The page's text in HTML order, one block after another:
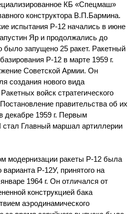
КБ «Спецмаш»
конструктора В.П.Бармина.
испытания Р-12 начались в июне
Яр и продолжались до
было запущено 25 ракет. Ракетный
Р-12 в марте 1959 г.
Советской Армии. Он
создания нового вида
войск стратегического
правительства об их
декабре 1959 г. Первым
Главный маршал артиллерии
модернизации ракеты Р-12 была
варианта Р-12У, принятого на
1964 г. Он отличался от
конструкцией бака
аэродинамического